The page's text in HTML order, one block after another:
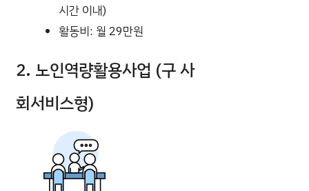
시간 이내)
활동비: 월 29만원
2. 노인역량활용사업 (구 사
회서비스형)